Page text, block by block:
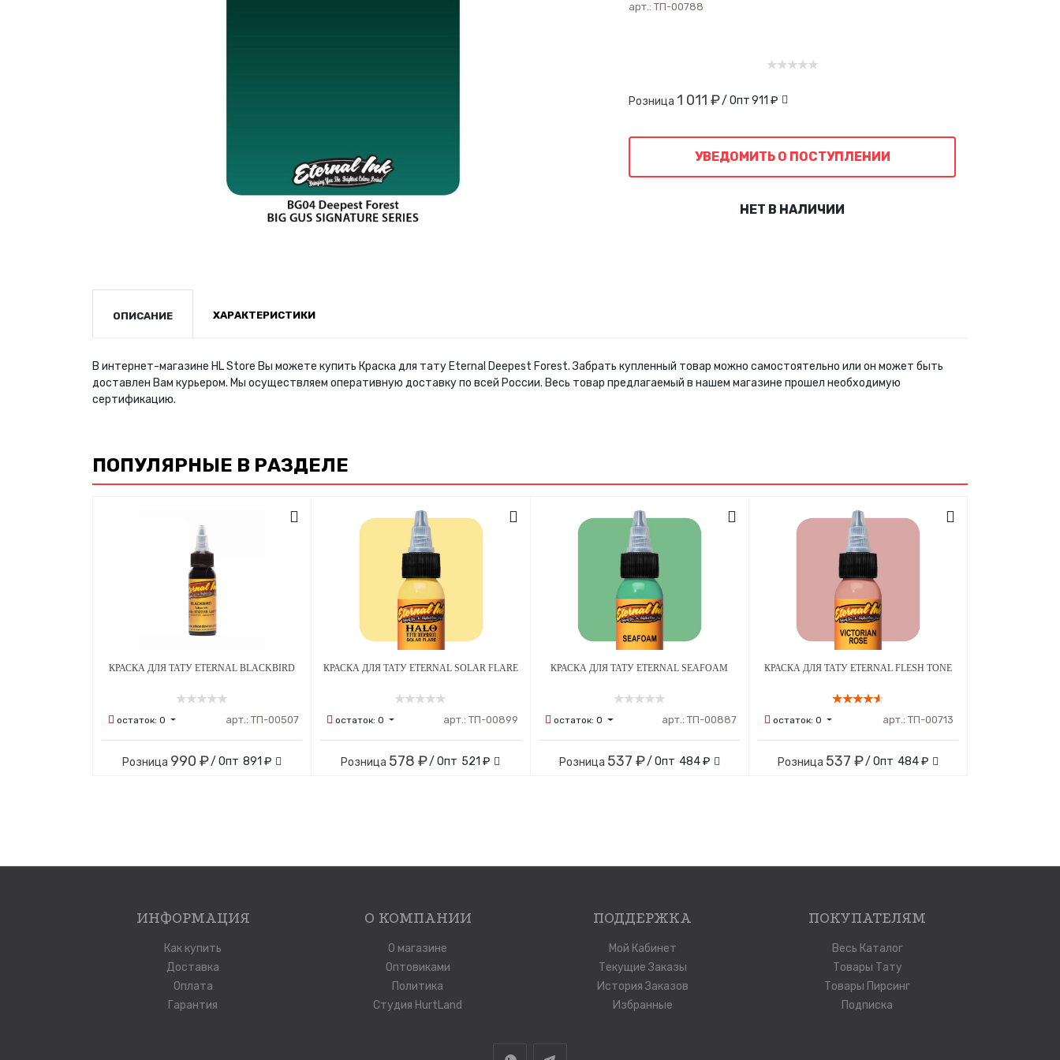
арт.: ТП-00788
Розница 1 011 ₽/ Опт911 ₽
УВЕДОМИТЬ О ПОСТУПЛЕНИИ
НЕТ В НАЛИЧИИ
ОПИСАНИЕ ХАРАКТЕРИСТИКИ
В интернет-магазине HL Store Вы можете купить Краска для тату Eternal Deepest Forest. Забрать купленный товар можно самостоятельно или он может быть
доставлен Вам курьером. Мы осуществляем оперативную доставку по всей России. Весь товар предлагаемый в нашем магазине прошел необходимую
сертификацию.
ПОПУЛЯРНЫЕ В РАЗДЕЛЕ
КРАСКА ДЛЯ ТАТУ ETERNAL BLACKBIRD
остаток: 0 арт.: ТП-00507
Розница 990 ₽/ Опт 891 ₽
КРАСКА ДЛЯ ТАТУ ETERNAL SOLAR FLARE
остаток:0 арт.: ТП-00899
Розница 578 ₽/ Опт 521 ₽
КРАСКА ДЛЯ ТАТУ ETERNAL SEAFOAM
остаток:0 арт.: ТП-00887
Розница 537 ₽/ Опт 484 ₽
КРАСКА ДЛЯ ТАТУ ETERNAL FLESH TONE
остаток: 0 арт.: ТП-00713
Розница 537 ₽/ Опт 484 ₽
ИНФОРМАЦИЯ
Как купить
Доставка
Оплата
Гарантия
О КОМПАНИИ
О магазине
Оптовиками
Политика
Студия HurtLand
ПОДДЕРЖКА
Мой Кабинет
Текущие Заказы
История Заказов
Избранные
ПОКУПАТЕЛЯМ
Весь Каталог
Товары Тату
Товары Пирсинг
Подписка